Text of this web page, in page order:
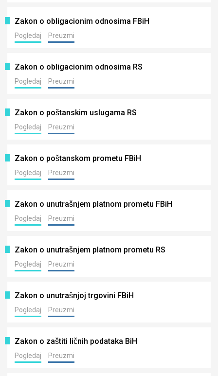
Zakon o obligacionim odnosima FBiH
Pogledaj Preuzmi
Zakon o obligacionim odnosima RS
Pogledaj Preuzmi
Zakon o poštanskim uslugama RS
Pogledaj Preuzmi
Zakon o poštanskom prometu FBiH
Pogledaj Preuzmi
Zakon o unutrašnjem platnom prometu FBiH
Pogledaj Preuzmi
Zakon o unutrašnjem platnom prometu RS
Pogledaj Preuzmi
Zakon o unutrašnjoj trgovini FBiH
Pogledaj Preuzmi
Zakon o zaštiti ličnih podataka BiH
Pogledaj Preuzmi